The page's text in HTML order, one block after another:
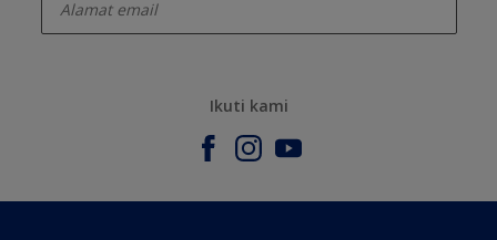
Ikuti kami